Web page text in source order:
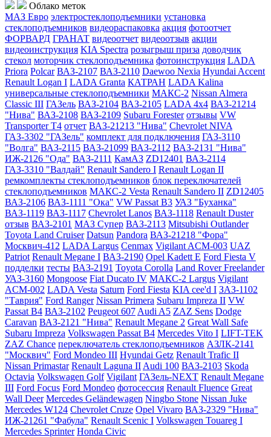
Облако меток
МАЗ Евро электростеклоподъемники установка
стеклоподъемников видеораспаковка акция фотоотчет
ФОРВАРД ГРАНАТ видеоотчет видеоотзыв акции
видеоинструкция KIA Spectra розыгрыш приза доводчик
стекол моторчик стеклоподъемника фотоинструкция LADA
Priora Polcar ВАЗ-2107 ВАЗ-2110 Daewoo Nexia Hyundai Accent
Renault Logan I LADA Granta КАТРАН LADA Kalina
универсальные стеклоподъемники МАКС-2 Nissan Almera
Classic III ГАЗель ВАЗ-2104 ВАЗ-2105 LADA 4x4 ВАЗ-21214
"Нива" ВАЗ-2108 ВАЗ-2109 Subaru Forester отзывы VW
Transporter T4 отчет ВАЗ-21213 "Нива" Chevrolet NIVA
ГАЗ-3302 "ГАЗель" комплект для подключения ГАЗ-3110
"Волга" ВАЗ-2115 ВАЗ-21099 ВАЗ-2112 ВАЗ-2131 "Нива"
ИЖ-2126 "Ода" ВАЗ-2111 КамАЗ ZD12401 ВАЗ-2114
ГАЗ-3310 "Валдай" Renault Sandero I Renault Logan II
ремкомплекты стеклоподъемников блок переключателей
стеклоподъемников МАКС-2 Vesta Renault Sandero II ZD12405
ВАЗ-2106 ВАЗ-1111 "Ока" VW Passat B3 УАЗ "Буханка"
ВАЗ-1119 ВАЗ-1117 Chevrolet Lanos ВАЗ-1118 Renault Duster
отзыв ВАЗ-2101 МАЗ Супер ВАЗ-2113 Mitsubishi Outlander
Toyota Land Cruiser Datsun Pandora ВАЗ-21218 "Фора"
Москвич-412 LADA Largus Cenmax Vigilant ACM-003 UAZ
Patriot Renault Megane I ВАЗ-2190 Opel Kadett E Ford Fiesta V
подделки тесты ВАЗ-2191 Toyota Corolla Land Rover Freelander
УАЗ-3160 Mongoose Fiat Ducato IV МАКС-2 Largus Vigilant
ACM-002 LADA Vesta Saturn Ford Fiesta KIA cee'd I ЗАЗ-1102
"Таврия" Ford Ranger Nissan Primera Subaru Impreza II VW
Passat B4 ВАЗ-2102 Peugeot 607 Audi A5 ZAZ Sens Dodge
Caravan ВАЗ-2121 "Нива" Renault Megane 2 Great Wall Safe
Subaru Impreza Volkswagen Passat B4 Mercedes Vito I LIFT-TEK
ZAZ Chance переключатель стеклоподъемников АЗЛК-2141
"Москвич" Ford Mondeo III Hyundai Getz Renault Trafic II
Nissan Primastar Renault Laguna II Audi 100 ВАЗ-2103 Skoda
Octavia Volkswagen Golf Vigilant ГАЗель-NEXT Renault Megane
III Ford Focus Ford Mondeo фотосессия Renault Fluence Great
Wall Deer Mercedes Geländewagen Ningbo Stone Nissan Juke
Mercedes W124 Chevrolet Cruze Opel Vivaro ВАЗ-2329 "Нива"
ИЖ-21261 "Фабула" Renault Scenic I Volkswagen Touareg I
Mercedes Sprinter Honda Civic